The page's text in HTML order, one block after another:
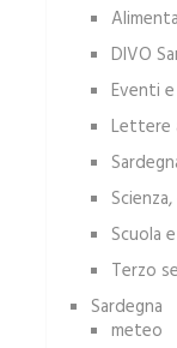
DIVO
Eventi
Lettere
Scuola
Terzo
Sardegna
meteo